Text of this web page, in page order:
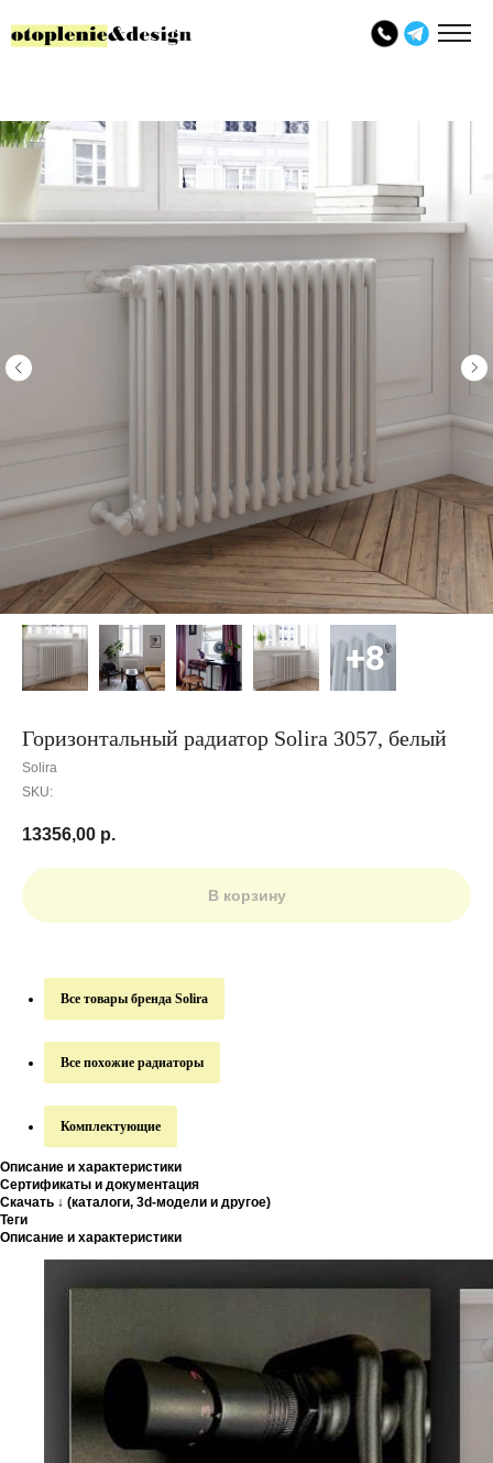
Горизонтальный радиатор Solira 3057, белый
Solira
SKU:
13356,00 р.
В корзину
Все товары бренда Solira
Все похожие радиаторы
Комплектующие
Описание и характеристики
Сертификаты и документация
Скачать ↓ (каталоги, 3d-модели и другое)
Теги
Описание и характеристики